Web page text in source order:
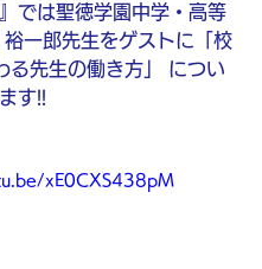
では聖徳学園中学・高等
一郎先生をゲストに「校
る先生の働き方」 につい
す!!
xE0CXS438pM